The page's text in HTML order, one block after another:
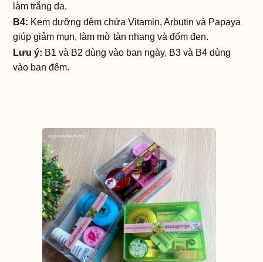
làm trắng da.
B4: Kem dưỡng đêm chứa Vitamin, Arbutin và Papaya
giúp giảm mụn, làm mờ tàn nhang và đốm đen.
Lưu ý: B1 và B2 dùng vào ban ngày, B3 và B4 dùng
vào ban đêm.